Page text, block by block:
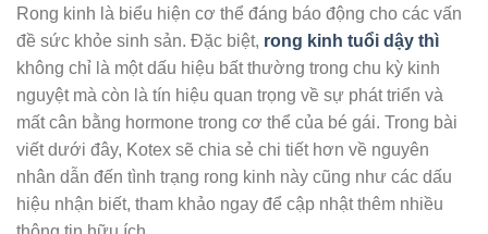
Rong kinh là biểu hiện cơ thể đáng báo động cho các vấn
đề sức khỏe sinh sản. Đặc biệt, rong kinh tuổi dậy thì
không chỉ là một dấu hiệu bất thường trong chu kỳ kinh
nguyệt mà còn là tín hiệu quan trọng về sự phát triển và
mất cân bằng hormone trong cơ thể của bé gái. Trong bài
viết dưới đây, Kotex sẽ chia sẻ chi tiết hơn về nguyên
nhân dẫn đến tình trạng rong kinh này cũng như các dấu
hiệu nhận biết, tham khảo ngay để cập nhật thêm nhiều